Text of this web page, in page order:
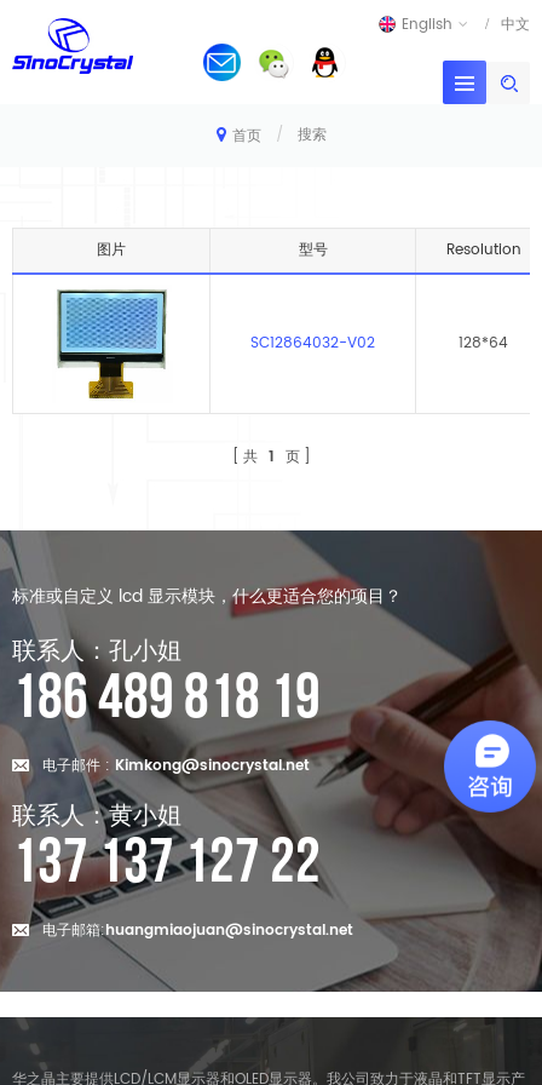
English 中文
首页 / 搜索
图片 型号 Resolution
SC12864032-V02 128*64
共 1 页
标准或自定义 lcd 显示模块，什么更适合您的项目？
联系人：孔小姐
186 489 818 19
电子邮件 : Kimkong@sinocrystal.net
联系人：黄小姐
137 137 127 22
电子邮箱:huangmiaojuan@sinocrystal.net
华之晶主要提供LCD/LCM显示器和OLED显示器。我公司致力于液晶和TFT显示产